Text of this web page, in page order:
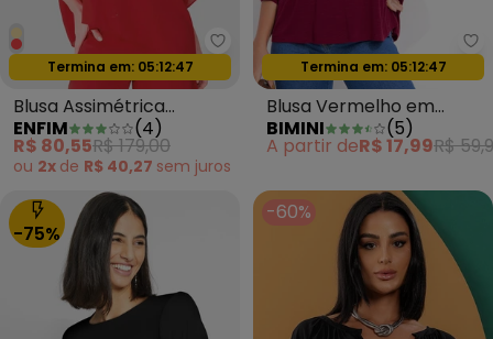
Enfim - Blusa Assimétrica
Oferta relâmpago
Termina em: 05:12:44
Blusa Assimétrica
Acetinada Texturizada
Vermelho
ENFIM (4)
R$ 80,55R$ 179,00
ou 2x de R$ 40,27 sem juros
Oferta relâmpago
Termina em: 05:12:44
Blusa Vermelho em
Malha Flamê
BIMINI (5)
A partir deR$ 17,99R$
-75%
-60%